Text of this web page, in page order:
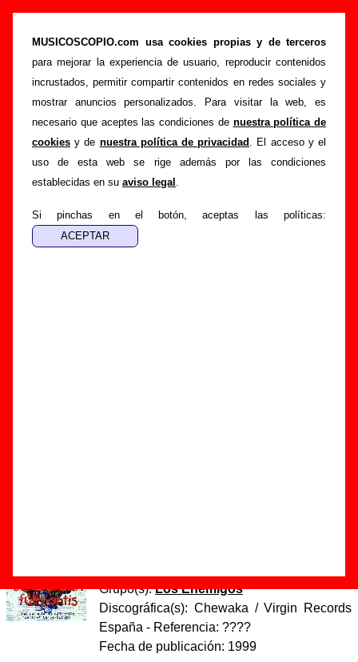
MUSICOSCOPIO.com usa cookies propias y de terceros
para mejorar la experiencia de usuario, reproducir contenidos
incrustados, permitir compartir contenidos en redes sociales y
mostrar anuncios personalizados. Para visitar la web, es
necesario que aceptes las condiciones de nuestra política de
cookies y de nuestra política de privacidad . El acceso y el
uso de esta web se rige además por las condiciones
establecidas en su aviso legal .
Si pinchas en el botón, aceptas las políticas:
“Dirty love (Overnite Sensation version)”,
canción de Los Enemigos (Letra e
información)
Portada >Los Enemigos >Canciones
Dirty love (Overnite Sensation version)
Esta página pretende recopilar todo tipo de información
sobre la
canción "Dirty love (Overnite Sensation version)
interpretada porLos Enemigos
sobre los discos en los que está incluido este tema, sobre la
grabación del mismo, sobre versiones a cargo de otros
Grupo(s):Los Enemigos
Discográfica(s): Chewaka / Virgin Records
España - Referencia: ????
Fecha de publicación: 1999